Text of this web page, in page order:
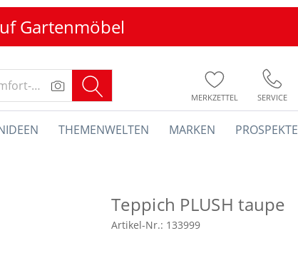
Gartenmöbel
MERKZETTEL SERVICE
THEMENWELTEN MARKEN PROSPEKTE
Teppich PLUSH taupe
Artikel-Nr.: 133999